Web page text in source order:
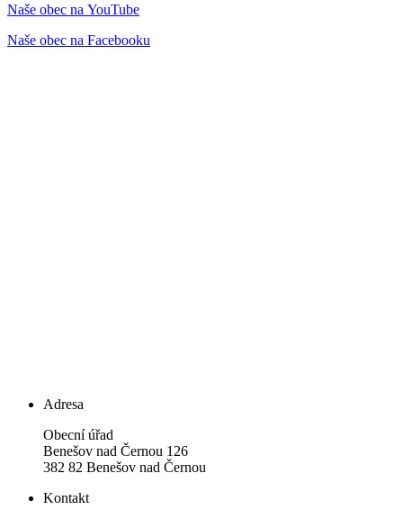
Naše obec na YouTube
Naše obec na Facebooku
Adresa
Obecní úřad
Benešov nad Černou 126
382 82 Benešov nad Černou
Kontakt